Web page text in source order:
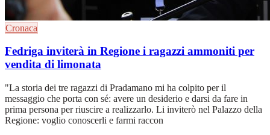
Cronaca
Fedriga inviterà in Regione i ragazzi ammoniti per
vendita di limonata
"La storia dei tre ragazzi di Pradamano mi ha colpito per il
messaggio che porta con sé: avere un desiderio e darsi da fare in
prima persona per riuscire a realizzarlo. Li inviterò nel Palazzo della
Regione: voglio conoscerli e farmi raccon